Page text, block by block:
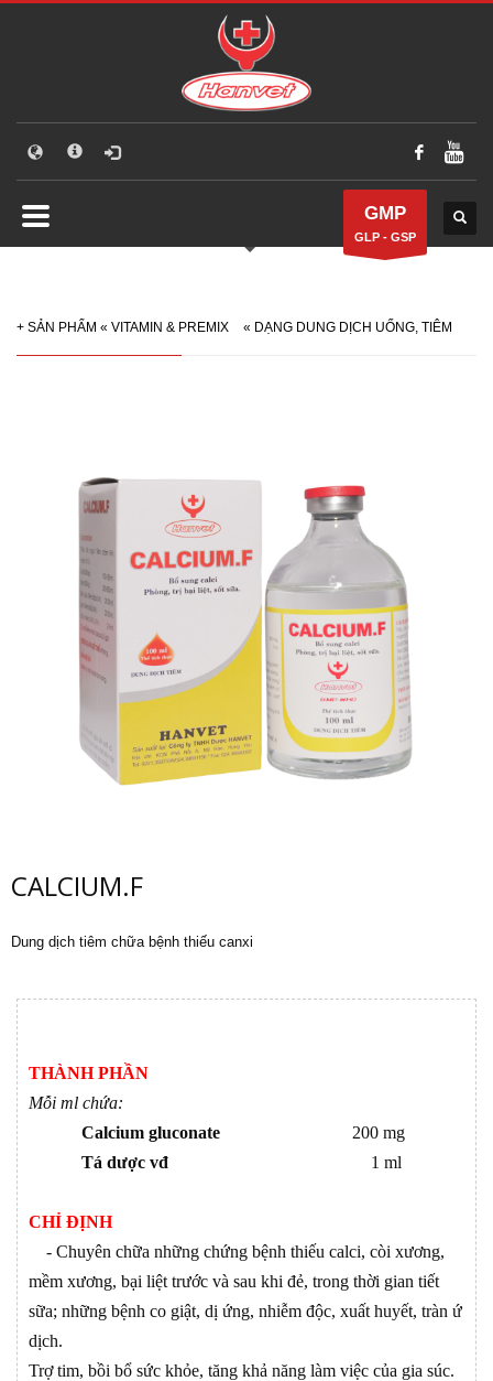
GMP
GLP - GSP
+ SẢN PHẨM « VITAMIN & PREMIX « DẠNG DUNG DỊCH UỐNG, TIÊM
CALCIUM.F
Dung dịch tiêm chữa bệnh thiếu canxi
THÀNH PHẦN
Mỗi ml chứa:
Calcium gluconate
200 mg
Tá dược vđ
1 ml
CHỈ ĐỊNH
- Chuyên chữa những chứng bệnh thiếu calci, còi xương,
mềm xương, bại liệt trước và sau khi đẻ, trong thời gian tiết
sữa; những bệnh co giật, dị ứng, nhiễm độc, xuất huyết, tràn ứ
dịch.
Trợ tim, bồi bổ sức khỏe, tăng khả năng làm việc của gia súc.